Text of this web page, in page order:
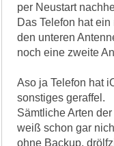
per Neustart
Das Telefon hat
den unteren
noch eine zweite
Aso ja Telefon hat
sonstiges geraffel.
Sämtliche Arten
weiß schon gar
ohne Backup,